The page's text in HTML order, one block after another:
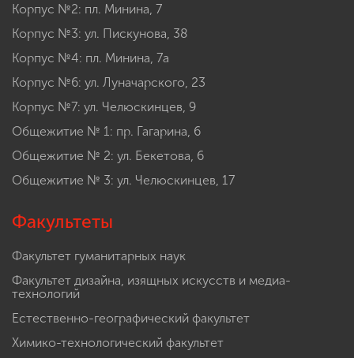
Корпус №2: пл. Минина, 7
Корпус №3: ул. Пискунова, 38
Корпус №4: пл. Минина, 7а
Корпус №6: ул. Луначарского, 23
Корпус №7: ул. Челюскинцев, 9
Общежитие № 1: пр. Гагарина, 6
Общежитие № 2: ул. Бекетова, 6
Общежитие № 3: ул. Челюскинцев, 17
Факультеты
Факультет гуманитарных наук
Факультет дизайна, изящных искусств и медиа-
технологий
Естественно-географический факультет
Химико-технологический факультет